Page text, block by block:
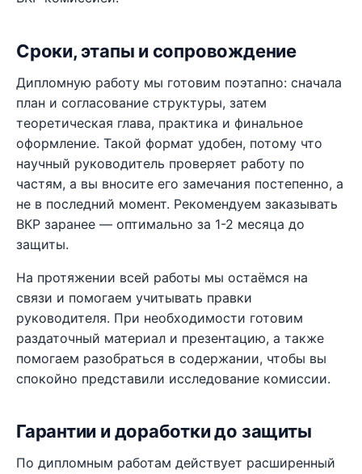
Сроки, этапы и сопровождение
Дипломную работу мы готовим поэтапно: сначала
план и согласование структуры, затем
теоретическая глава, практика и финальное
оформление. Такой формат удобен, потому что
научный руководитель проверяет работу по
частям, а вы вносите его замечания постепенно, а
не в последний момент. Рекомендуем заказывать
ВКР заранее — оптимально за 1-2 месяца до
защиты.
На протяжении всей работы мы остаёмся на
связи и помогаем учитывать правки
руководителя. При необходимости готовим
раздаточный материал и презентацию, а также
помогаем разобраться в содержании, чтобы вы
спокойно представили исследование комиссии.
Гарантии и доработки до защиты
По дипломным работам действует расширенный